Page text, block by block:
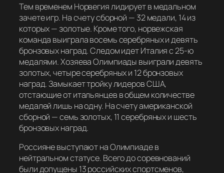
Тем временем Норвегия лидирует в медальном
зачете игр. На счету сборной — 32 медали, 14 из
которых — золотые. Кроме того, норвежская
команда выиграла восемь серебряных и девять
бронзовых наград. Следом идет Италия с 25-ю
медалями. Хозяева Олимпиады выиграли девять
золотых, четыре серебряных и 12 бронзовых
наград. Замыкает тройку лидеров США,
отстающие от итальянцев в общем количестве
медалей лишь на одну. На счету американской
сборной — семь золотых, 11 серебряных и шесть
бронзовых наград.
Россияне выступают на Олимпиаде в
нейтральном статусе. Всего до соревнований
были допущены 13 российских спортсменов,